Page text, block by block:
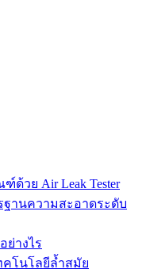
ด้วย Air Leak Tester
านความสะอาดระดับ
ย่างไร
ทคโนโลยีล้ำสมัย